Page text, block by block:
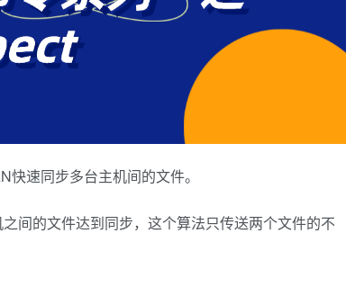
速同步多台主机间的文件。
间的文件达到同步，这个算法只传送两个文件的不